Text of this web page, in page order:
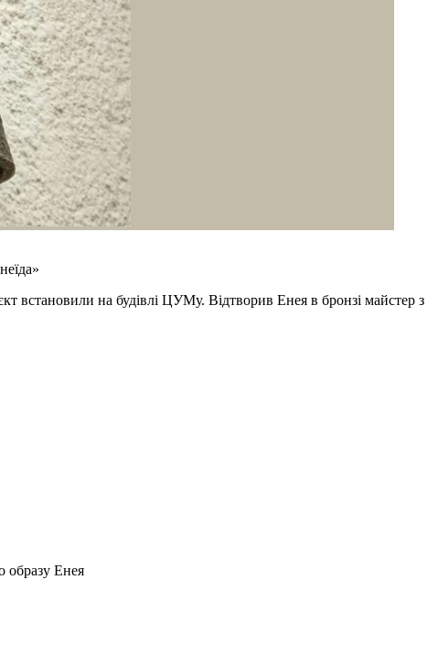
встановили на будівлі ЦУМу. Відтворив Енея в бронзі майстер з
образу Енея